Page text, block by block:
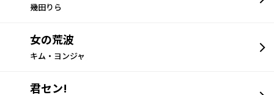
幾田りら
女の荒波
キム・ヨンジャ
君セン!